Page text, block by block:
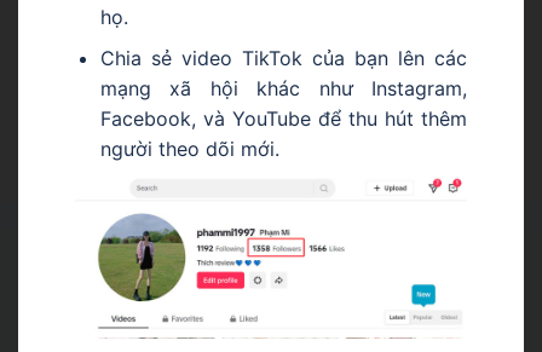
họ.
Chia sẻ video TikTok của bạn lên các
mạng xã hội khác như Instagram,
Facebook, và YouTube để thu hút thêm
người theo dõi mới.